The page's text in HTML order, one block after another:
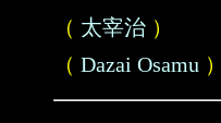
（ 太宰治 ）
（ Dazai Osamu ）